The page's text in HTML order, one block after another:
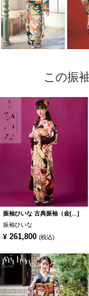
この振
振袖ひいな 古典振袖（金[…]
振袖ひいな
¥ 261,800 (税込)